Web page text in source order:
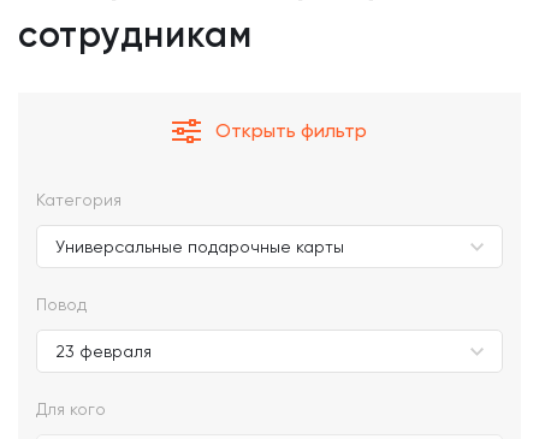
сотрудникам
Открыть фильтр
Категория
Повод
Для кого